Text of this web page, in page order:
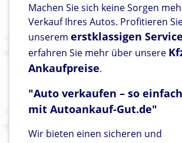
Machen Sie sich keine Sorgen
Verkauf Ihres Autos. Profitieren
unserem erstklassigen Service
erfahren Sie mehr über unsere
Ankaufpreise.
"Auto verkaufen – so
mit Autoankauf-Gut.de"
Wir bieten einen sicheren und